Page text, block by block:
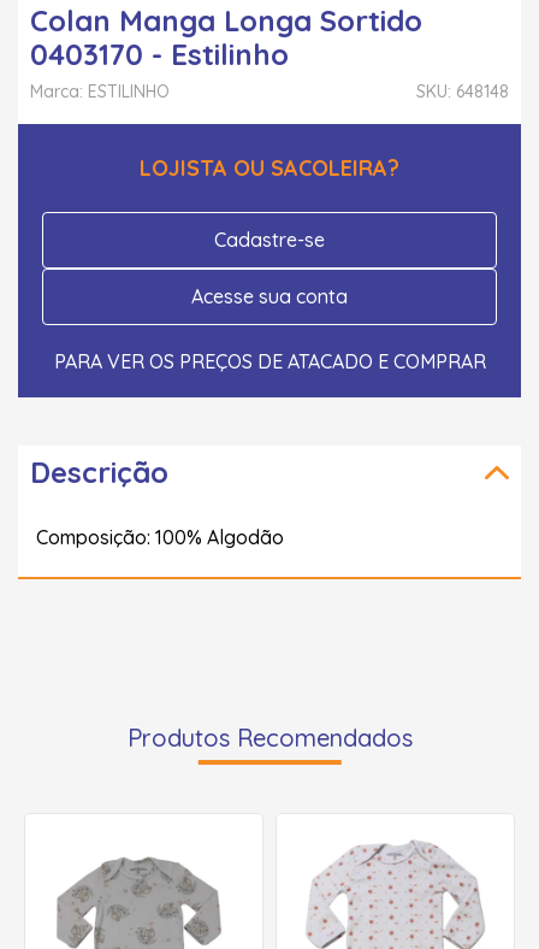
Colan Manga Longa Sortido
0403170 - Estilinho
SKU: 648148
Marca: ESTILINHO
LOJISTA OU SACOLEIRA?
Cadastre-se
Acesse sua conta
PARA VER OS PREÇOS DE ATACADO E COMPRAR
Descrição
Composição: 100% Algodão
Produtos Recomendados